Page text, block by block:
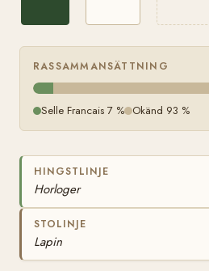
RASSAMMANSÄTTNING
Selle Francais 7 % Okänd 93 %
HINGSTLINJE
Horloger
STOLINJE
Lapin